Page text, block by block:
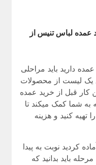
عمده لباس تنیس از
دارید باید مراحلی
یک لیست از محصولات
کار قبل از خرید عمده
به شما کمک میکند تا
تهیه کنید و هزینه
کردید نوبت به پیدا
باید بدانید که